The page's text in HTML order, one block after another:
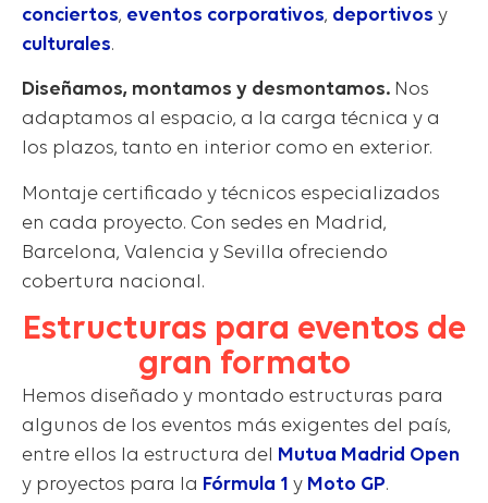
conciertos, eventos corporativos, deportivos y
culturales.
Diseñamos, montamos y desmontamos. Nos
adaptamos al espacio, a la carga técnica y a
los plazos, tanto en interior como en exterior.
Montaje certificado y técnicos especializados
en cada proyecto. Con sedes en Madrid,
Barcelona, Valencia y Sevilla ofreciendo
cobertura nacional.
Estructuras para eventos de
gran formato
Hemos diseñado y montado estructuras para
algunos de los eventos más exigentes del país,
entre ellos la estructura del Mutua Madrid Open
y proyectos para la Fórmula 1 y Moto GP.